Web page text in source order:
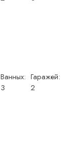
Ванных:
3
Гаражей:
2